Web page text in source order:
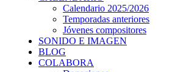
Calendario 2025/2026
Temporadas anteriores
Jóvenes compositores
SONIDO E IMAGEN
BLOG
COLABORA